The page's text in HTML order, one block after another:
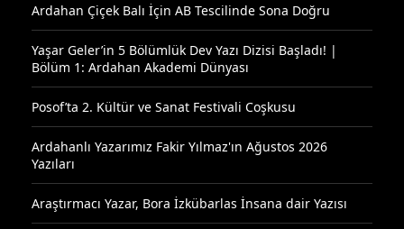
Ardahan Çiçek Balı İçin AB Tescilinde Sona Doğru
Yaşar Geler’in 5 Bölümlük Dev Yazı Dizisi Başladı! |
Bölüm 1: Ardahan Akademi Dünyası
Posof’ta 2. Kültür ve Sanat Festivali Coşkusu
Ardahanlı Yazarımız Fakir Yılmaz'ın Ağustos 2026
Yazıları
Araştırmacı Yazar, Bora İzkübarlas İnsana dair Yazısı